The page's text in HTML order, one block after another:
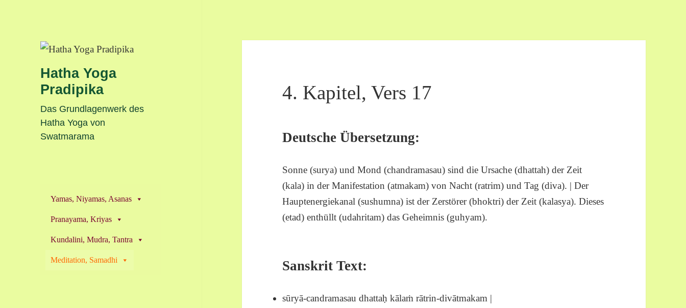
Hatha Yoga
Pradipika
Das Grundlagenwerk des
Hatha Yoga von
Swatmarama
Yamas, Niyamas, Asanas
Pranayama, Kriyas
Kundalini, Mudra, Tantra
Meditation, Samadhi
4. Kapitel, Vers 17
Deutsche Übersetzung:
Sonne (surya) und Mond (chandramasau) sind die Ursache (dhattah) der Zeit
(kala) in der Manifestation (atmakam) von Nacht (ratrim) und Tag (diva). | Der
Hauptenergiekanal (sushumna) ist der Zerstörer (bhoktri) der Zeit (kalasya). Dieses
(etad) enthüllt (udahritam) das Geheimnis (guhyam).
Sanskrit Text:
sūryā-candramasau dhattaḥ kālaṁ rātrin-divātmakam |